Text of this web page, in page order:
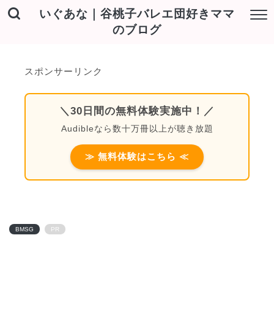
いぐあな｜谷桃子バレエ団好きママ
のブログ
スポンサーリンク
＼30日間の無料体験実施中！／
Audibleなら数十万冊以上が聴き放題
≫ 無料体験はこちら ≪
BMSG PR